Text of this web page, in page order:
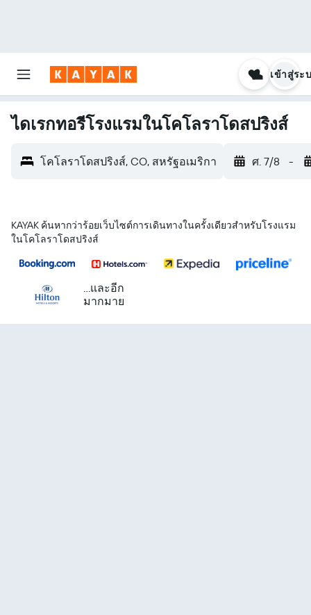
เข้าสู่ระ
ไดเรกทอรีโรงแรมในโคโลราโดสปริงส์
โคโลราโดสปริงส์, CO, สหรัฐอเมริกา ศ. 7/8 -
KAYAK ค้นหากว่าร้อยเว็บไซต์การเดินทางในครั้งเดียวสำหรับโรงแรม
ในโคโลราโดสปริงส์
...และอีก
มากมาย